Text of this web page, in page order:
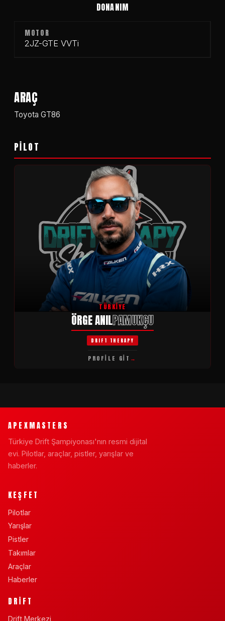
DONANIM
MOTOR
2JZ-GTE VVTi
ARAÇ
Toyota GT86
PİLOT
TÜRKIYE
ÖRGE ANILPAMUKÇU
DRIFT THERAPY
PROFİLE GİT →
APEXMASTERS
Türkiye Drift Şampiyonası'nın resmi dijital
evi. Pilotlar, araçlar, pistler, yarışlar ve
haberler.
KEŞFET
Pilotlar
Yarışlar
Pistler
Takımlar
Araçlar
Haberler
DRIFT
Drift Merkezi